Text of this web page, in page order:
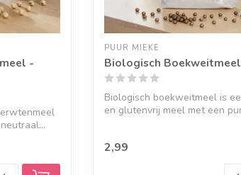
-
PUUR MIEKE
Biologisch
Biologisch boekweitmeel is
en glutenvrij meel met een
2,99